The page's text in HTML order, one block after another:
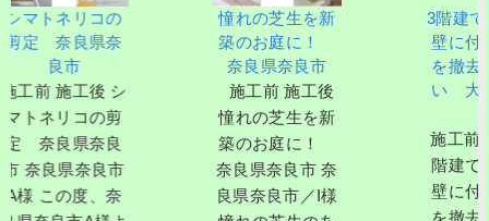
リコの
良県奈
工後 シ
コの剪
県奈良
県奈良市
度、奈
憧れの芝生を新
築のお庭に！
奈良県奈良市
施工前 施工後
憧れの芝生を新
築のお庭に！
奈良県奈良市 奈
良県奈良市／I様
3階建てビルの
壁に付いたツ
を撤去して欲
い 大阪府高
施工前 施工後
階建てビルの
壁に付いたツ
を撤去して欲